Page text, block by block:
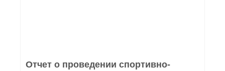
Отчет о проведении спортивно-